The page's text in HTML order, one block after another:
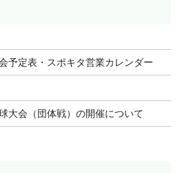
予定表・スポキタ営業カレンダー
大会（団体戦）の開催について